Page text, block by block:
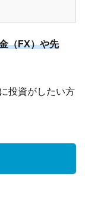
（FX）や先
投資がしたい方